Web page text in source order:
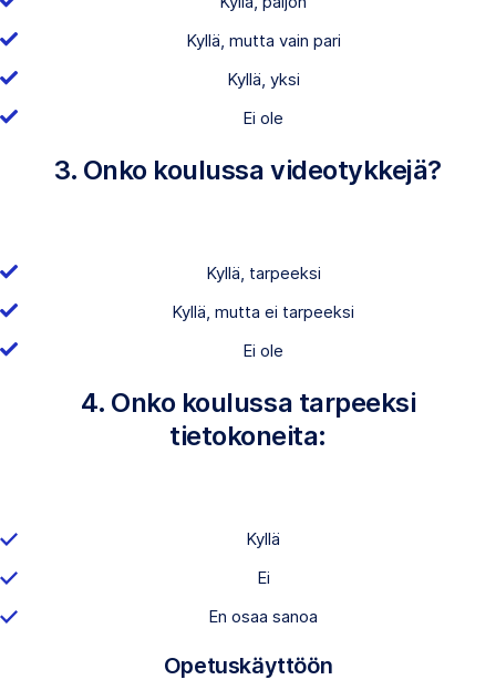
Kyllä, mutta vain pari
Kyllä, yksi
Ei ole
3. Onko koulussa videotykkejä?
Kyllä, tarpeeksi
Kyllä, mutta ei tarpeeksi
Ei ole
4. Onko koulussa tarpeeksi
tietokoneita:
Kyllä
Ei
En osaa sanoa
Opetuskäyttöön